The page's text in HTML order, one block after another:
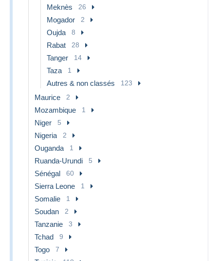
Meknès 26
Mogador 2
Oujda 8
Rabat 28
Tanger 14
Taza 1
Autres & non classés 123
Maurice 2
Mozambique 1
Niger 5
Nigeria 2
Ouganda 1
Ruanda-Urundi 5
Sénégal 60
Sierra Leone 1
Somalie 1
Soudan 2
Tanzanie 3
Tchad 9
Togo 7